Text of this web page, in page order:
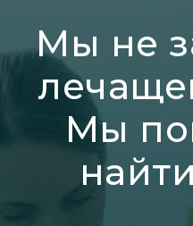
Мы не
Мы